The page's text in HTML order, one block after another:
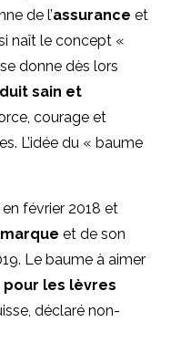
de l’assurance et
naît le concept «
donne dès lors
sain et
courage et
L’idée du « baume
février 2018 et
et de son
Le baume à aimer
pour les lèvres
déclaré non-